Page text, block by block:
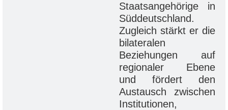
Staatsangehörige in
Süddeutschland.
Zugleich stärkt er die
bilateralen
Beziehungen auf
regionaler Ebene
und fördert den
Austausch zwischen
Institutionen,